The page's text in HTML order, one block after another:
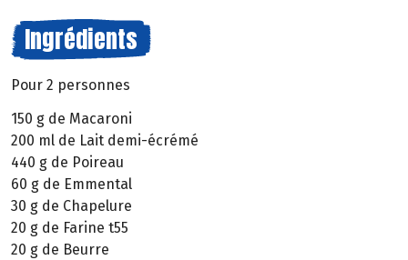
Ingrédients
Pour 2 personnes
150 g de Macaroni
200 ml de Lait demi-écrémé
440 g de Poireau
60 g de Emmental
30 g de Chapelure
20 g de Farine t55
20 g de Beurre